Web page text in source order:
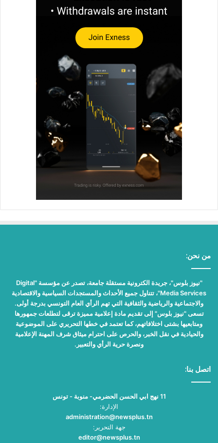
من نحن:
"نيوز بلوس"، جريدة الكترونية مستقلة جامعة، تصدر عن مؤسسة "Digital
Media Services"، تتناول جميع الأحداث والمستجدات السياسية والاقتصادية
والاجتماعية والرياضية والثقافية التي تهم الرأي العام التونسي بدرجة أولى.
تسعى "نيوز بلوس" إلى تقديم مادة إعلامية مميزة ترقى لتطلعات جمهورها
ومتابعيها بشتى اختلافاتهم، كما تعتمد في خطها التحريري على الموضوعية
والحيادية في نقل الخبر، والحرص على احترام ميثاق شرف المهنة الإعلامية
ونصرة حرية الرأي والتعبير.
اتصل بنا:
11 نهج ابي الحسن الحضرمي- منوبة - تونس
الإدارة:
administration@newsplus.tn
جهة التحرير:
editor@newsplus.tn